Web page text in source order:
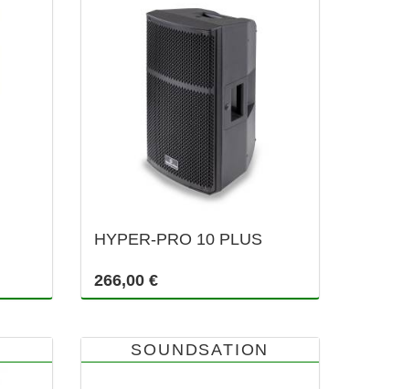
HYPER-PRO 10 PLUS
266,00 €
SOUNDSATION